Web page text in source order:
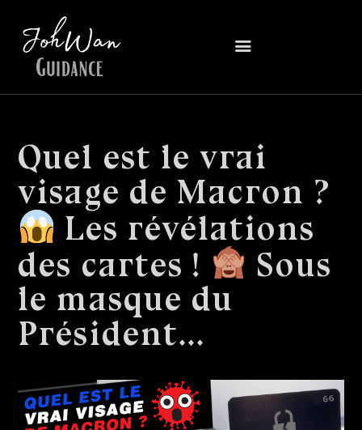
Quel est le vrai
visage de Macron ?
Les révélations
des cartes !
Sous
le masque du
Président…